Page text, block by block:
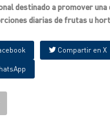
destinado a promover una
diarias de frutas u
Compartir en X